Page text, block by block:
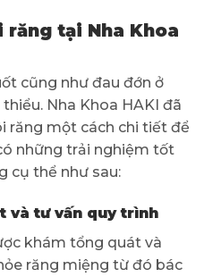
tại Nha Khoa
cũng như đau đớn ở
Nha Khoa HAKI đã
răng một cách chi tiết để
những trải nghiệm tốt
cụ thể như sau:
và tư vấn quy trình
khám tổng quát và
răng miệng từ đó bác